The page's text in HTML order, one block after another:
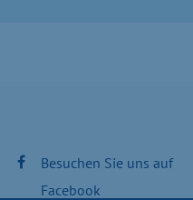
Besuchen Sie uns auf
Facebook